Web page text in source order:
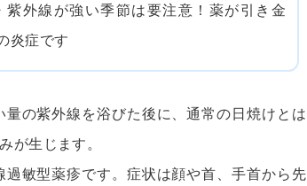
外線が強い季節は要注意！薬が引き金
炎症です
の紫外線を浴びた後に、通常の日焼けとは
が生じます。
敏型薬疹です。症状は顔や首、手首から先